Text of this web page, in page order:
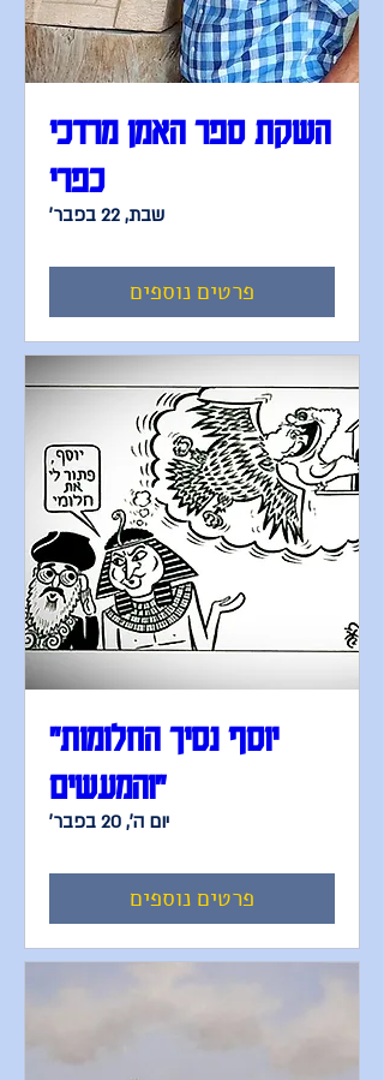
השקת ספר האמן מרדכי
כפרי
שבת, 22 בפבר׳
פרטים נוספים
"יוסף נסיך החלומות
והמעשים"
יום ה׳, 20 בפבר׳
פרטים נוספים